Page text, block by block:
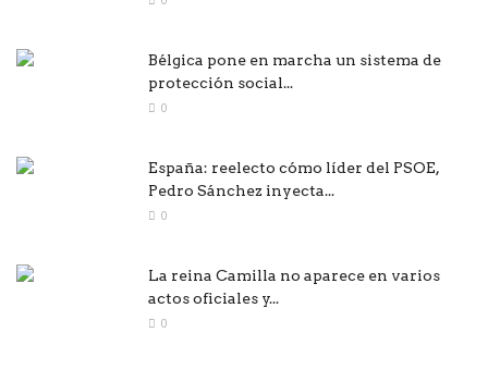
Bélgica pone en marcha un sistema de
protección social...
0
España: reelecto cómo líder del PSOE,
Pedro Sánchez inyecta...
0
La reina Camilla no aparece en varios
actos oficiales y...
0